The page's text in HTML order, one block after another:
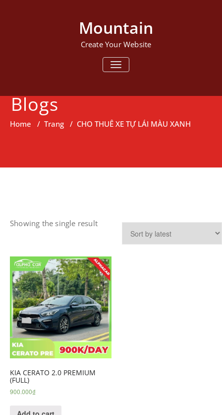
Mountain
Create Your Website
TOGGLE NAVIGATION
Blogs
Home / Trang / CHO THUÊ XE TỰ LÁI MÀU XANH
Showing the single result
KIA CERATO 2.0 PREMIUM
(FULL)
900.000₫